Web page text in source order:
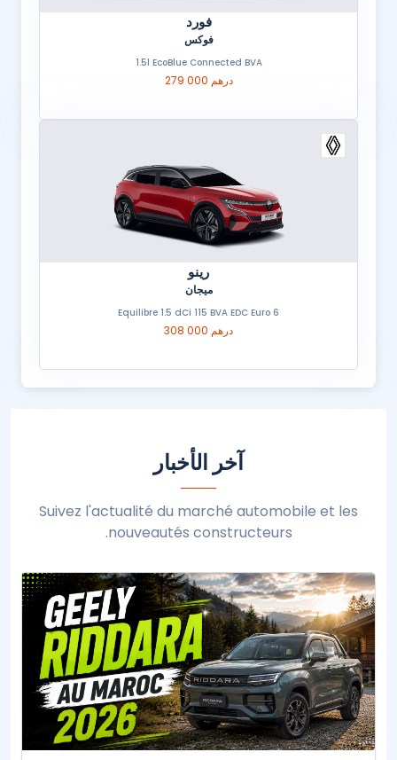
فورد
فوكس
1.5l EcoBlue Connected BVA
279 000 درهم
رينو
ميجان
Equilibre 1.5 dCi 115 BVA EDC Euro 6
308 000 درهم
آخر الأخبار
Suivez l'actualité du marché automobile et les
nouveautés constructeurs.